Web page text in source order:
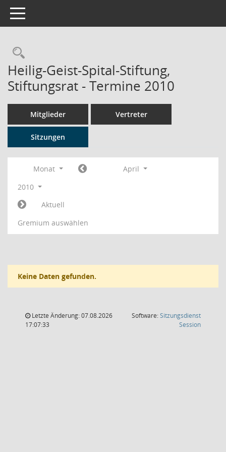
Toggle navigation
Rechercheauswahl
Heilig-Geist-Spital-Stiftung,
Stiftungsrat - Termine 2010
Mitglieder Vertreter
Sitzungen
Monat
April
2010
Aktuell
Gremium auswählen
Keine Daten gefunden.
Letzte Änderung: 07.08.2026
17:07:33
Software:Sitzungsdienst
Session(Wird in